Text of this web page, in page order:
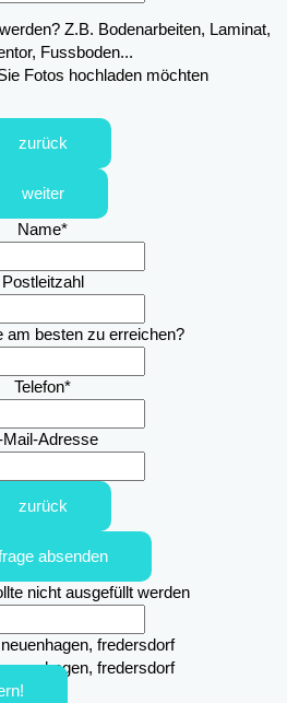
Z.B. Bodenarbeiten, Laminat,
Fussboden...
Fotos hochladen möchten
zurück
weiter
Name*
Postleitzahl
am besten zu erreichen?
Telefon*
Mail-Adresse
zurück
absenden
nicht ausgefüllt werden